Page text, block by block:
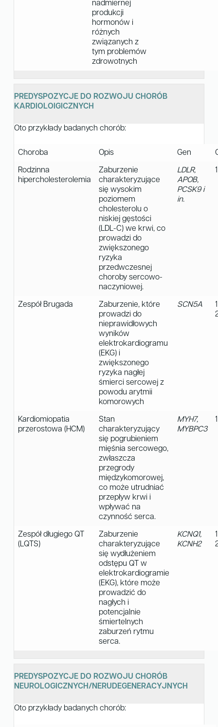
nadmiernej
produkcji
hormonów i
różnych
związanych z
tym problemów
zdrowotnych
PREDYSPOZYCJE DO ROZWOJU CHORÓB
KARDIOLOIGICZNYCH
Oto przykłady badanych chorób:
Choroba Opis Gen
Rodzinna
hipercholesterolemia
Zaburzenie
charakteryzujące
się wysokim
poziomem
cholesterolu o
niskiej gęstości
(LDL-C) we krwi, co
prowadzi do
zwiększonego
ryzyka
przedwczesnej
choroby sercowo-
naczyniowej.
LDLR,
APOB,
PCSK9 i
in.
Zespół Brugada
Zaburzenie, które
prowadzi do
nieprawidłowych
wyników
elektrokardiogramu
(EKG) i
zwiększonego
ryzyka nagłej
śmierci sercowej z
powodu arytmii
komorowych
SCN5A
Kardiomiopatia
przerostowa (HCM)
Stan
charakteryzujący
się pogrubieniem
mięśnia sercowego,
zwłaszcza
przegrody
międzykomorowej,
co może utrudniać
przepływ krwi i
wpływać na
czynność serca.
MYH7,
MYBPC3
Zespół długiego QT
(LQTS)
Zaburzenie
charakteryzujące
się wydłużeniem
odstępu QT w
elektrokardiogramie
(EKG), które może
prowadzić do
nagłych i
potencjalnie
śmiertelnych
zaburzeń rytmu
serca.
KCNQ1,
KCNH2
PREDYSPOZYCJE DO ROZWOJU CHORÓB
NEUROLOGICZNYCH/NERUDEGENERACYJNYCH
Oto przykłady badanych chorób: